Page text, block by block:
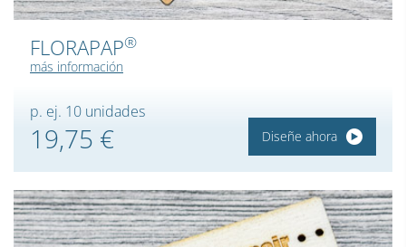
FLORAPAP®
más información
p. ej. 10 unidades
19,75 € Diseñe ahora